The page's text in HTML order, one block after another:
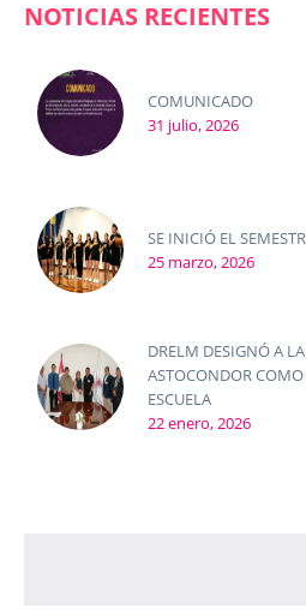
NOTICIAS RECIENTES
COMUNICADO
31 julio, 2026
SE INICIÓ EL
25 marzo, 2026
DRELM DESIGNÓ A
ASTOCONDOR COMO
ESCUELA
22 enero, 2026